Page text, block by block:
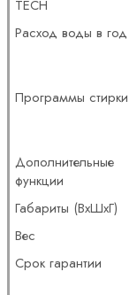
TECH
Расход воды в год
Программы стирки
Дополнительные
функции
Габариты (ВхШхГ)
Вес
Срок гарантии